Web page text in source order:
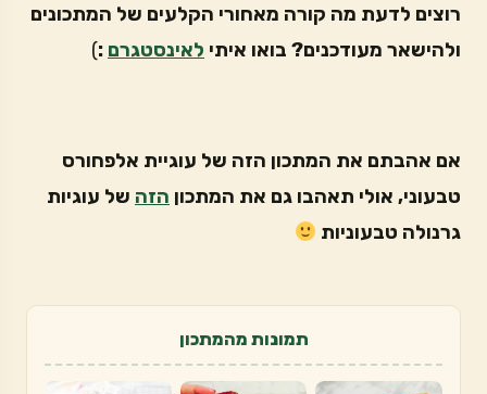
רוצים לדעת מה קורה מאחורי הקלעים של המתכונים
ולהישאר מעודכנים? בואו איתי לאינסטגרם :
)
אם אהבתם את המתכון הזה של עוגיית אלפחורס
טבעוני, אולי תאהבו גם את המתכון הזה של עוגיות
גרנולה טבעוניות
תמונות מהמתכון